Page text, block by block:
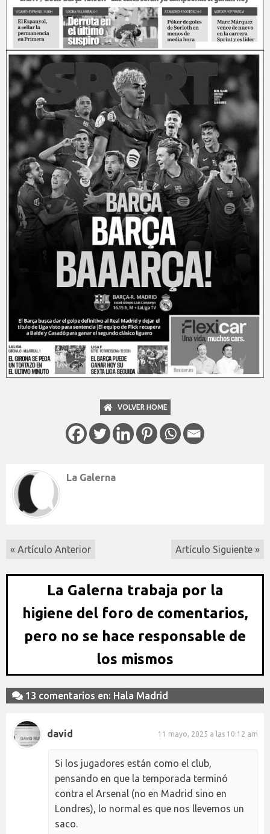
VOLVER HOME
La Galerna
« Artículo Anterior Artículo Siguiente »
La Galerna trabaja por la
higiene del foro de comentarios,
pero no se hace responsable de
los mismos
13 comentarios en: Hala Madrid
david 11 mayo, 2025 a las 10:12 am
Si los jugadores están como el club,
pensando en que la temporada terminó
contra el Arsenal (no en Madrid sino en
Londres), lo normal es que nos llevemos un
saco.